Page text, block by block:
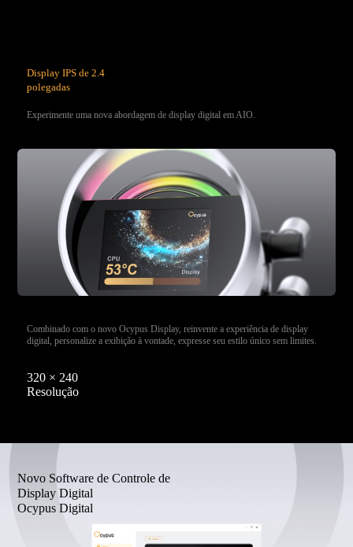
Display IPS de 2.4
polegadas
Experimente uma nova abordagem de display digital em AIO.
Combinado com o novo Ocypus Display, reinvente a experiência de display
digital, personalize a exibição à vontade, expresse seu estilo único sem limites.
320 × 240
Resolução
Novo Software de Controle de
Display Digital
Ocypus Digital